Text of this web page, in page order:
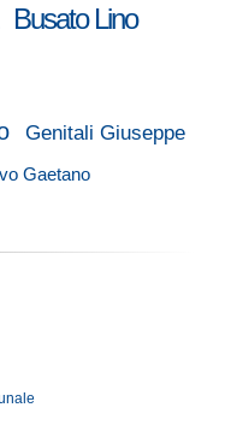
Busato Lino
Genitali Giuseppe
Gaetano